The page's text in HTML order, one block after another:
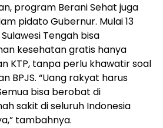
program Berani Sehat juga
pidato Gubernur. Mulai 13
Tengah bisa
kesehatan gratis hanya
KTP, tanpa perlu khawatir soal
BPJS. “Uang rakyat harus
bisa berobat di
sakit di seluruh Indonesia
tambahnya.